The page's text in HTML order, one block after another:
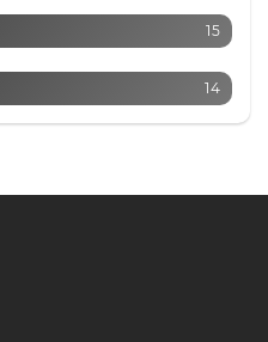
15
14